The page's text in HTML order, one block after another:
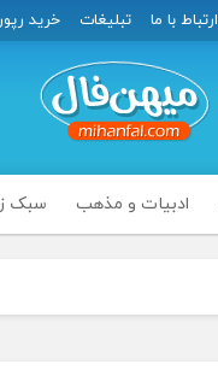
ارتباط با ما تبلیغات خرید
ادبیات و مذهب سبک